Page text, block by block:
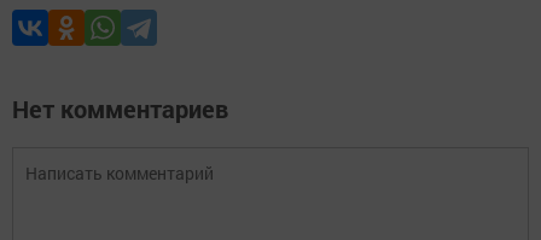
Нет комментариев